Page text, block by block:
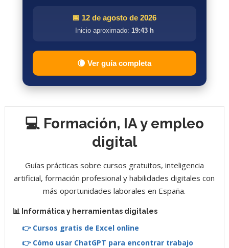
📅 12 de agosto de 2026
Inicio aproximado: 19:43 h
🌘 Ver guía completa
💻 Formación, IA y empleo
digital
Guías prácticas sobre cursos gratuitos, inteligencia
artificial, formación profesional y habilidades digitales con
más oportunidades laborales en España.
📊 Informática y herramientas digitales
👉 Cursos gratis de Excel online
👉 Cómo usar ChatGPT para encontrar trabajo